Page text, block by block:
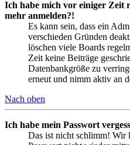
Ich habe mich vor einiger Zeit
mehr anmelden?!
Es kann sein, dass ein
verschieden Gründen
löschen viele Boards
Zeit keine Beiträge
Datenbankgröße zu
erneut und nimm aktiv an
Nach oben
Ich habe mein Passwort
Das ist nicht schlimm! Wir